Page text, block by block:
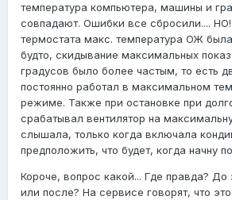
температура компьютера, машины и
совпадают. Ошибки все сбросили....
термостата макс. температура ОЖ
будто, скидывание максимальных
градусов было более частым, то есть
постоянно работал в максимальном
режиме. Также при остановке при
срабатывал вентилятор на
слышала, только когда включала
предположить, что будет, когда начну
Короче, вопрос какой... Где правда? До
или после? На сервисе говорят, что